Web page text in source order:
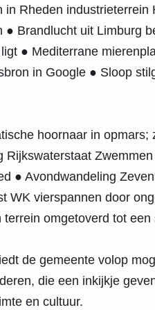
Rheden
Brandlucht uit Limburg
● Mediterrane
in Google ● Sloop
hoornaar in opmars;
● Avondwandeling
vierspannen door
omgetoverd tot
de gemeente volop
die een inkijkje
en cultuur.